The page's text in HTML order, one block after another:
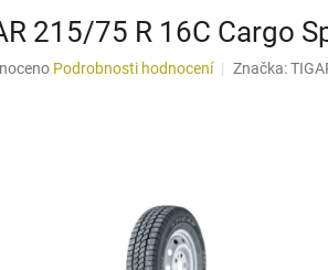
215/75 R 16C Cargo
Podrobnosti hodnocení Značka: